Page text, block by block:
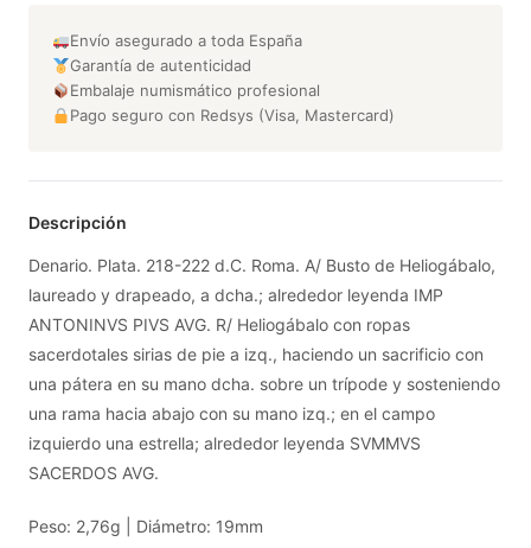
Envío asegurado a toda España
Garantía de autenticidad
Embalaje numismático profesional
Pago seguro con Redsys (Visa, Mastercard)
Descripción
Denario. Plata. 218-222 d.C. Roma. A/ Busto de Heliogábalo,
laureado y drapeado, a dcha.; alrededor leyenda IMP
ANTONINVS PIVS AVG. R/ Heliogábalo con ropas
sacerdotales sirias de pie a izq., haciendo un sacrificio con
una pátera en su mano dcha. sobre un trípode y sosteniendo
una rama hacia abajo con su mano izq.; en el campo
izquierdo una estrella; alrededor leyenda SVMMVS
SACERDOS AVG.
Peso: 2,76g | Diámetro: 19mm